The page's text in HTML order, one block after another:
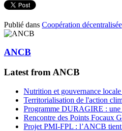
Publié dans Coopération décentralisée
ANCB
Latest from ANCB
Nutrition et gouvernance
Territorialisation de l'action
Programme DURAGIRE : une
Rencontre des Points Focaux
Projet PMI-FPL : l’ANCB